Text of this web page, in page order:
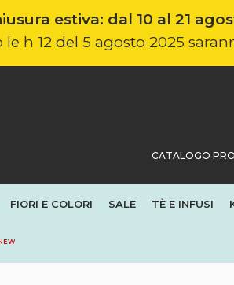
estiva: dal 10 al 21
h 12 del 5 agosto 2025
CATALOGO
FIORI E COLORI SALE TÈ E INFUSI